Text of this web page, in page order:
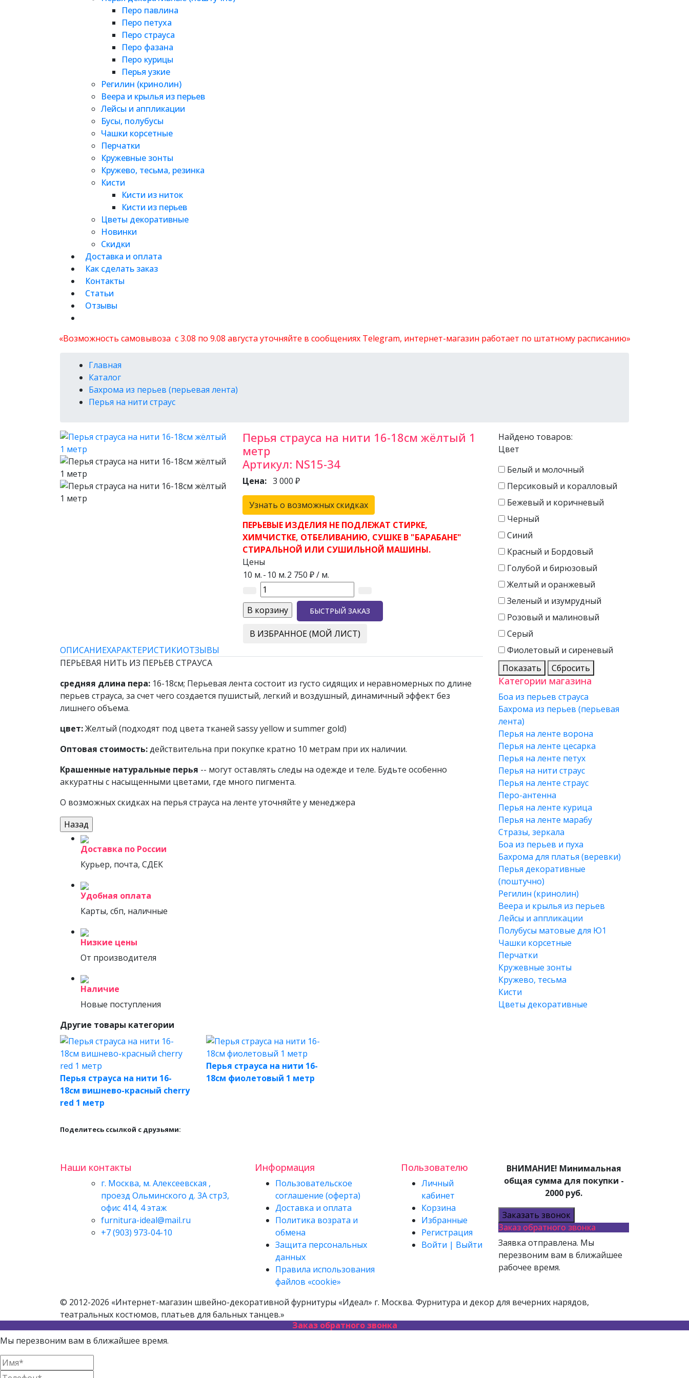
Перо павлина
Перо петуха
Перо страуса
Перо фазана
Перо курицы
Перья узкие
Регилин (кринолин)
Веера и крылья из перьев
Лейсы и аппликации
Бусы, полубусы
Чашки корсетные
Перчатки
Кружевные зонты
Кружево, тесьма, резинка
Кисти
Кисти из ниток
Кисти из перьев
Цветы декоративные
Новинки
Скидки
Доставка и оплата
Как сделать заказ
Контакты
Статьи
Отзывы
«Возможность самовывоза с 3.08 по 9.08 августа уточняйте в сообщениях Telegram, интернет-магазин работает по штатному расписанию»
Главная
Каталог
Бахрома из перьев (перьевая лента)
Перья на нити страус
Перья страуса на нити 16-18см жёлтый 1
метр
Артикул: NS15-34
Цена: 3 000 ₽
Узнать о возможных скидках
ПЕРЬЕВЫЕ ИЗДЕЛИЯ НЕ ПОДЛЕЖАТ СТИРКЕ,
ХИМЧИСТКЕ, ОТБЕЛИВАНИЮ, СУШКЕ В "БАРАБАНЕ"
СТИРАЛЬНОЙ ИЛИ СУШИЛЬНОЙ МАШИНЫ.
Цены
10 м.- 10 м.2 750 ₽/ м.
БЫСТРЫЙ ЗАКАЗ
В ИЗБРАННОЕ (МОЙ ЛИСТ)
ОПИСАНИЕХАРАКТЕРИСТИКИОТЗЫВЫ
ПЕРЬЕВАЯ НИТЬ ИЗ ПЕРЬЕВ СТРАУСА
средняя длина пера: 16-18см; Перьевая лента состоит из густо сидящих и неравномерных по длине
перьев страуса, за счет чего создается пушистый, легкий и воздушный, динамичный эффект без
лишнего объема.
цвет:Желтый (подходят под цвета тканей sassy yellow и summer gold)
Оптовая стоимость:действительна при покупке кратно 10 метрам при их наличии.
Крашенные натуральные перья -- могут оставлять следы на одежде и теле. Будьте особенно
аккуратны с насыщенными цветами, где много пигмента.
О возможных скидках на перья страуса на ленте уточняйте у менеджера
Доставка по России
Курьер, почта, СДЕК
Удобная оплата
Карты, сбп, наличные
Низкие цены
От производителя
Наличие
Новые поступления
Другие товары категории
Перья страуса на нити 16-
18см вишнево-красный cherry
red 1 метр
Перья страуса на нити 16-
18см фиолетовый 1 метр
Поделитесь ссылкой с друзьями:
Найдено товаров:
Цвет
Белый и молочный
Персиковый и коралловый
Бежевый и коричневый
Черный
Синий
Красный и Бордовый
Голубой и бирюзовый
Желтый и оранжевый
Зеленый и изумрудный
Розовый и малиновый
Серый
Фиолетовый и сиреневый
Показать
Сбросить
Категории магазина
Боа из перьев страуса
Бахрома из перьев (перьевая
лента)
Перья на ленте ворона
Перья на ленте цесарка
Перья на ленте петух
Перья на нити страус
Перья на ленте страус
Перо-антенна
Перья на ленте курица
Перья на ленте марабу
Стразы, зеркала
Боа из перьев и пуха
Бахрома для платья (веревки)
Перья декоративные
(поштучно)
Регилин (кринолин)
Веера и крылья из перьев
Лейсы и аппликации
Полубусы матовые для Ю1
Чашки корсетные
Перчатки
Кружевные зонты
Кружево, тесьма
Кисти
Цветы декоративные
Наши контакты
г. Москва, м. Алексеевская ,
проезд Ольминского д. 3А стр3,
офис 414, 4 этаж
furnitura-ideal@mail.ru
+7 (903) 973-04-10
Информация
Пользовательское
соглашение (оферта)
Доставка и оплата
Политика возрата и
обмена
Защита персональных
данных
Правила использования
файлов «cookie»
Пользователю
Личный
кабинет
Корзина
Избранные
Регистрация
Войти | Выйти
ВНИМАНИЕ! Минимальная
общая сумма для покупки -
2000 руб.
Заказать звонок
Заказ обратного звонка
Заявка отправлена. Мы
перезвоним вам в ближайшее
рабочее время.
© 2012-2026 «Интернет-магазин швейно-декоративной фурнитуры «Идеал» г. Москва. Фурнитура и декор для вечерних нарядов,
театральных костюмов, платьев для бальных танцев.»
Заказ обратного звонка
Мы перезвоним вам в ближайшее время.